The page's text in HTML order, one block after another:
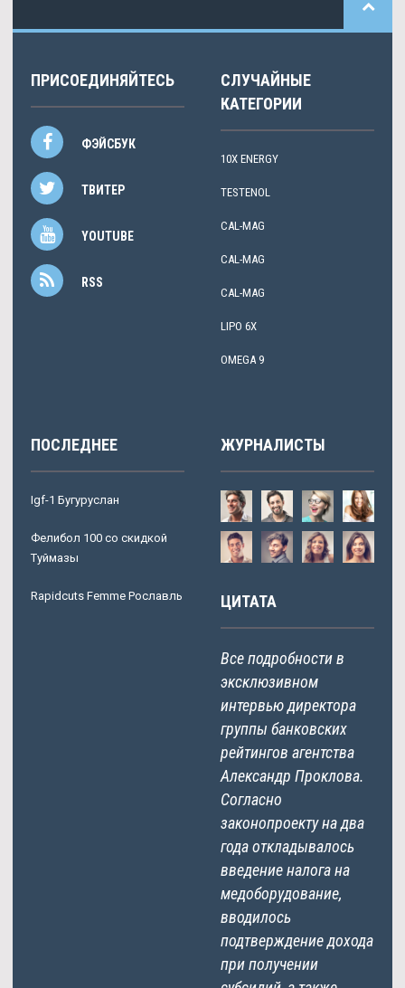
ПРИСОЕДИНЯЙТЕСЬ
ФЭЙСБУК
ТВИТЕР
YOUTUBE
RSS
СЛУЧАЙНЫЕ
КАТЕГОРИИ
10X ENERGY
TESTENOL
CAL-MAG
CAL-MAG
CAL-MAG
LIPO 6X
OMEGA 9
ПОСЛЕДНЕЕ
Igf-1 Бугуруслан
Фелибол 100 со скидкой
Туймазы
Rapidcuts Femme Рославль
ЖУРНАЛИСТЫ
ЦИТАТА
Все подробности в
эксклюзивном
интервью директора
группы банковских
рейтингов агентства
Александр Проклова.
Согласно
законопроекту на два
года откладывалось
введение налога на
медоборудование,
вводилось
подтверждение дохода
при получении